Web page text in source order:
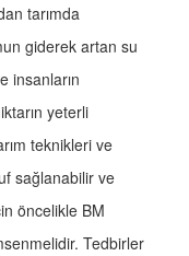
tarımda
giderek artan su
insanların
yeterli
teknikleri ve
sağlanabilir ve
öncelikle BM
Tedbirler